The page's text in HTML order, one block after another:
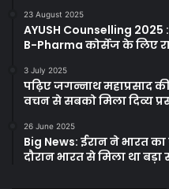
23 August 2025
AYUSH Counselling 2025
B-Pharma कोर्सेज के लिए
3 July 2025
पढ़िए जगन्नाथ महाप्रसाद
वचन से सबको मिला दिव्य
26 June 2025
Big News: ईरान ने भारत
दौरान भारत से मिला था